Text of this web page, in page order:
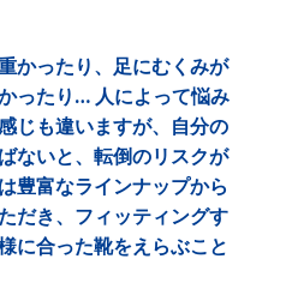
かったり、足にむくみが
ったり… 人によって悩み
じも違いますが、自分の
ないと、転倒のリスクが
豊富なラインナップから
だき、フィッティングす
に合った靴をえらぶこと